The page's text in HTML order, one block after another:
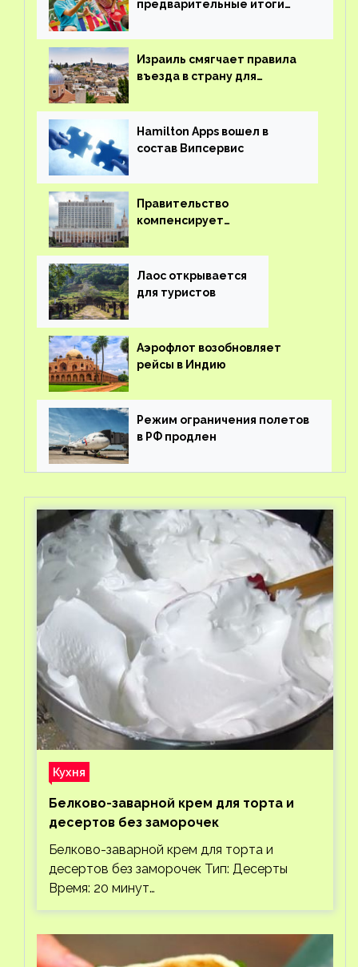
предварительные итоги
Израиль смягчает правила
въезда в страну для
Hamilton Apps вошел в
состав Випсервис
Правительство
компенсирует
вывоз россиян из-за рубежа
Лаос открывается
для туристов
Аэрофлот возобновляет
рейсы в Индию
Режим ограничения полетов
в РФ продлен
Кухня
Белково-заварной крем для торта и
десертов без заморочек
Белково-заварной крем для торта и
десертов без заморочек Тип: Десерты
Время: 20 минут…